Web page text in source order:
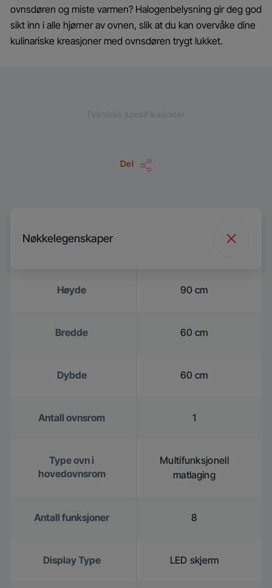
ovnsdøren og miste varmen? Halogenbelysning gir deg god
sikt inn i alle hjørner av ovnen, slik at du kan overvåke dine
kulinariske kreasjoner med ovnsdøren trygt lukket.
Del
Nøkkelegenskaper
Høyde 90 cm
Bredde 60 cm
Dybde 60 cm
Antall ovnsrom 1
Type ovn i
hovedovnsrom
Multifunksjonell
matlaging
Antall funksjoner 8
Display Type LED skjerm